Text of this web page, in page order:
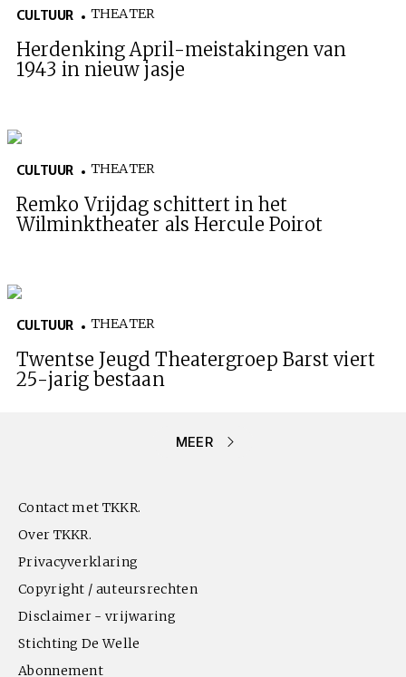
CULTUUR THEATER
Herdenking April-meistakingen van
1943 in nieuw jasje
CULTUUR THEATER
Remko Vrijdag schittert in het
Wilminktheater als Hercule Poirot
CULTUUR THEATER
Twentse Jeugd Theatergroep Barst viert
25-jarig bestaan
MEER
Contact met TKKR.
Over TKKR.
Privacyverklaring
Copyright / auteursrechten
Disclaimer - vrijwaring
Stichting De Welle
Abonnement